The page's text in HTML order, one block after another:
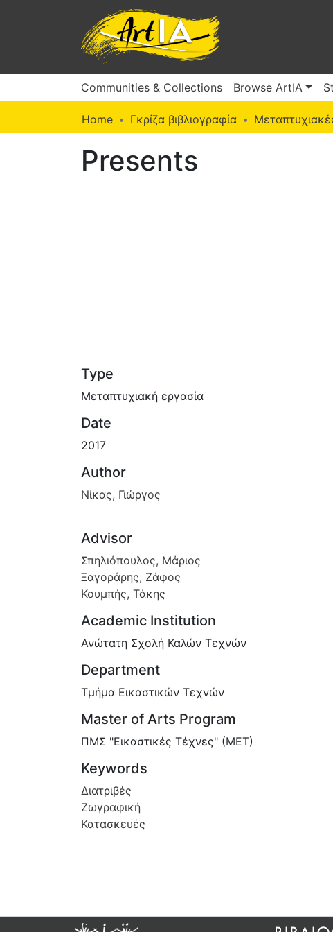
Communities & Collections Browse ArtIA
Home Γκρίζα βιβλιογραφία
Presents
Type
Μεταπτυχιακή εργασία
Date
2017
Author
Νίκας, Γιώργος
Advisor
Σπηλιόπουλος, Μάριος
Ξαγοράρης, Ζάφος
Κουμπής, Τάκης
Academic Institution
Ανώτατη Σχολή Καλών Τεχνών
Department
Τμήμα Εικαστικών Τεχνών
Master of Arts Program
ΠΜΣ "Εικαστικές Τέχνες" (ΜΕΤ)
Keywords
Διατριβές
Ζωγραφική
Κατασκευές